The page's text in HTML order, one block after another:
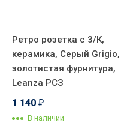
Ретро розетка с 3/К,
керамика, Серый Grigio,
золотистая фурнитура,
Leanza РСЗ
1 140 ₽
В наличии